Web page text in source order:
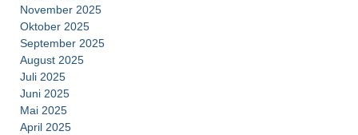
November 2025
Oktober 2025
September 2025
August 2025
Juli 2025
Juni 2025
Mai 2025
April 2025